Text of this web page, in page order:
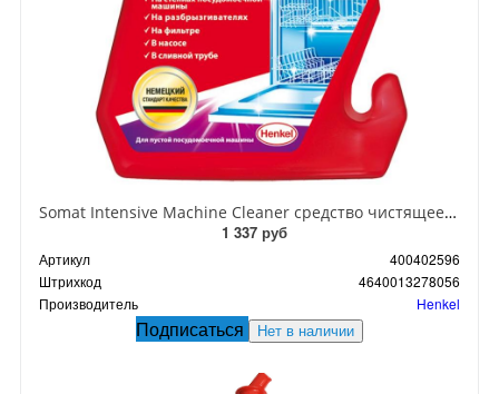
Somat Intensive Machine Cleaner средство чистящее для посудомоечных машин 250 мл
1 337 руб
Артикул
400402596
Штрихкод
4640013278056
Производитель
Henkel
Подписаться Нет в наличии